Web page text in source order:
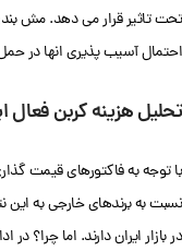
تحت تاثیر قرار می دهد. مش
احتمال آسیب پذیری انها در
تحلیل هزینه کربن فعال
با توجه به فاکتورهای قیمت
نسبت به برندهای خارجی به
در بازار ایران دارند. اما چرا؟ در